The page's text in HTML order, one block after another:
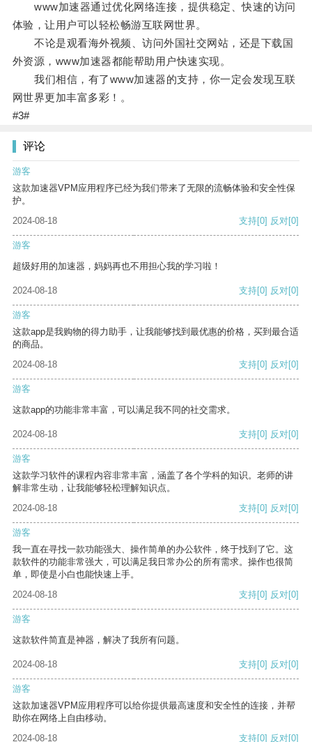
www加速器通过优化网络连接，提供稳定、快速的访问
体验，让用户可以轻松畅游互联网世界。
不论是观看海外视频、访问外国社交网站，还是下载国
外资源，www加速器都能帮助用户快速实现。
我们相信，有了www加速器的支持，你一定会发现互联
网世界更加丰富多彩！。
#3#
评论
游客
这款加速器VPM应用程序已经为我们带来了无限的流畅体验和安全性保
护。
2024-08-18
支持[0] 反对[0]
游客
超级好用的加速器，妈妈再也不用担心我的学习啦！
2024-08-18 支持[0] 反对[0]
游客
这款app是我购物的得力助手，让我能够找到最优惠的价格，买到最合适
的商品。
2024-08-18
支持[0] 反对[0]
游客
这款app的功能非常丰富，可以满足我不同的社交需求。
2024-08-18 支持[0] 反对[0]
游客
这款学习软件的课程内容非常丰富，涵盖了各个学科的知识。老师的讲
解非常生动，让我能够轻松理解知识点。
2024-08-18
支持[0] 反对[0]
游客
我一直在寻找一款功能强大、操作简单的办公软件，终于找到了它。这
款软件的功能非常强大，可以满足我日常办公的所有需求。操作也很简
单，即使是小白也能快速上手。
2024-08-18
支持[0] 反对[0]
游客
这款软件简直是神器，解决了我所有问题。
2024-08-18 支持[0] 反对[0]
游客
这款加速器VPM应用程序可以给你提供最高速度和安全性的连接，并帮
助你在网络上自由移动。
2024-08-18
支持[0] 反对[0]